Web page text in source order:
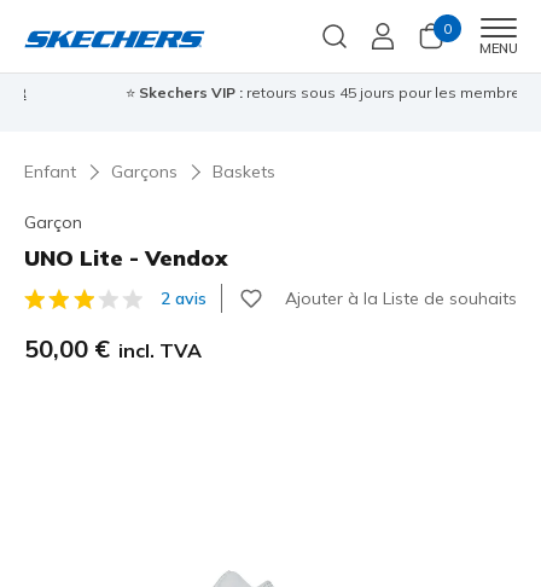
0
MENU
Skechers VIP :retours sous 45 jours pour les membres S'inscrire⭐
Enfant Garçons Baskets
Garçon
UNO Lite - Vendox
Évaluation client 4,9 sur 5
2 avis Ajouter à la Liste de souhaits
50,00 € incl. TVA